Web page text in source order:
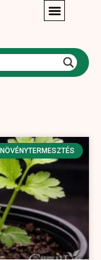
NÖVÉNYTERMESZTÉS